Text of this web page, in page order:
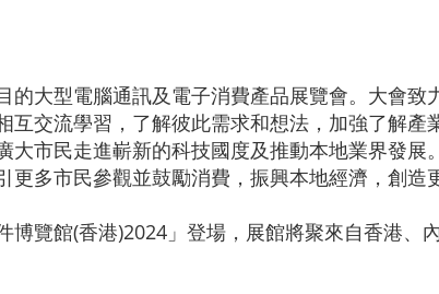
的大型電腦通訊及電子消費產品展覽會。大會致
交流學習，了解彼此需求和想法，加強了解產
市民走進嶄新的科技國度及推動本地業界發展
多市民參觀並鼓勵消費，振興本地經濟，創造
覽館(香港)2024」登場，展館將聚來自香港、